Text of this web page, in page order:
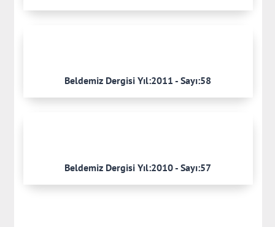
Beldemiz Dergisi Yıl:2011 - Sayı:58
Beldemiz Dergisi Yıl:2010 - Sayı:57